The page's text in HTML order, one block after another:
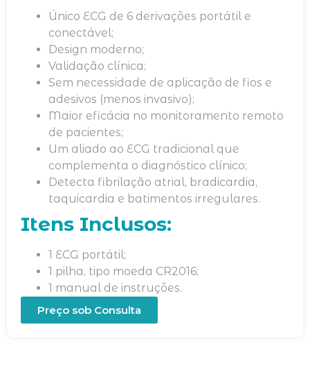
Único ECG de 6 derivações portátil e
conectável;
Design moderno;
Validação clínica;
Sem necessidade de aplicação de fios e
adesivos (menos invasivo);
Maior eficácia no monitoramento remoto
de pacientes;
Um aliado ao ECG tradicional que
complementa o diagnóstico clínico;
Detecta fibrilação atrial, bradicardia,
taquicardia e batimentos irregulares.
Itens Inclusos:
1 ECG portátil;
1 pilha, tipo moeda CR2016;
1 manual de instruções.
Preço sob Consulta